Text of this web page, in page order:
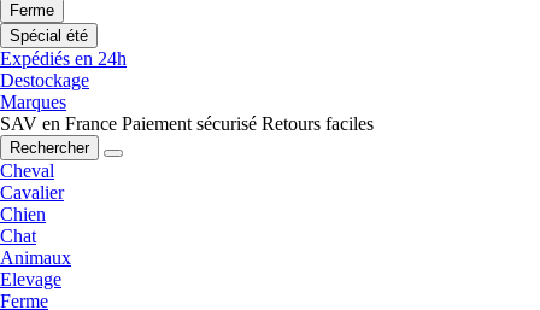
Ferme
Spécial été
Expédiés en 24h
Destockage
Marques
SAV en France Paiement sécurisé Retours faciles
Rechercher
Cheval
Cavalier
Chien
Chat
Animaux
Elevage
Ferme